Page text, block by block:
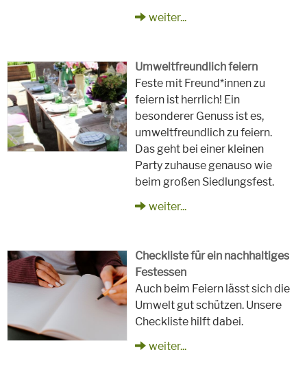
weiter...
Umweltfreundlich feiern
Feste mit Freund*innen zu
feiern ist herrlich! Ein
besonderer Genuss ist es,
umweltfreundlich zu feiern.
Das geht bei einer kleinen
Party zuhause genauso wie
beim großen Siedlungsfest.
weiter...
Checkliste für ein nachhaltiges
Festessen
Auch beim Feiern lässt sich die
Umwelt gut schützen. Unsere
Checkliste hilft dabei.
weiter...